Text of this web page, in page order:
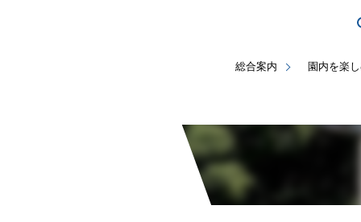
総合案内 園内を楽